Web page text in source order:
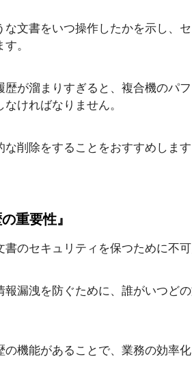
な文書をいつ操作したかを示し、
。
歴が溜まりすぎると、複合機のパ
ければなりません。
削除をすることをおすすめします
重要性』
書のセキュリティを保つために不可
報漏洩を防ぐために、誰がいつど
の機能があることで、業務の効率化